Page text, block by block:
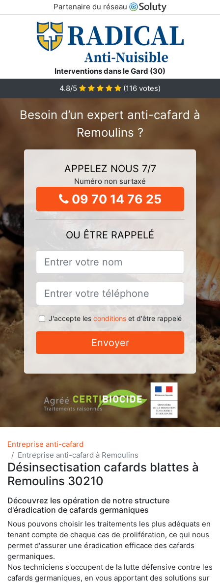
Partenaire du réseau
Interventions dans le Gard (30)
4.8/5
(116 votes)
Besoin d’un expert anti-cafard à
Remoulins ?
APPELEZ NOUS 7/7
Numéro non surtaxé
09 70 14 76 25
OU ÊTRE RAPPELÉ
J'accepte les conditionset d'être rappelé
Envoyer
Entreprise anti-cafard
Entreprise anti-cafard à Remoulins
Désinsectisation cafards blattes à
Remoulins 30210
Découvrez les opération de notre structure
d'éradication de cafards germaniques
Nous pouvons choisir les traitements les plus adéquats en
tenant compte de chaque cas de prolifération, ce qui nous
permet d'assurer une éradication efficace des cafards
germaniques.
Nos techniciens s'occupent de la lutte défensive contre les
cafards germaniques, en vous apportant des solutions sur